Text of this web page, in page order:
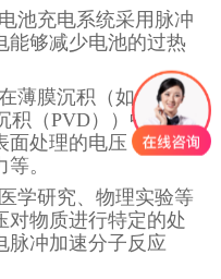
池充电系统采用脉冲
能够减少电池的过热
薄膜沉积（如化学气
积（PVD））中，单
面处理的电压，改善
。
学研究、物理实验等
对物质进行特定的处
脉冲加速分子反应